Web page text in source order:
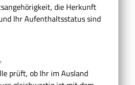
die Herkunft
Ihr Aufenthaltsstatus sind
prüft, ob Ihr im Ausland